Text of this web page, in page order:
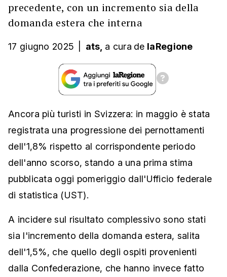
precedente, con un incremento sia della
domanda estera che interna
17 giugno 2025 ats, a cura de laRegione
Ancora più turisti in Svizzera: in maggio è stata
registrata una progressione dei pernottamenti
dell'1,8% rispetto al corrispondente periodo
dell'anno scorso, stando a una prima stima
pubblicata oggi pomeriggio dall'Ufficio federale
di statistica (UST).
A incidere sul risultato complessivo sono stati
sia l'incremento della domanda estera, salita
dell'1,5%, che quello degli ospiti provenienti
dalla Confederazione, che hanno invece fatto